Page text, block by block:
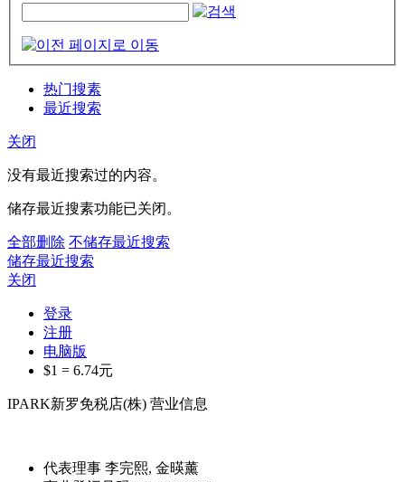
热门搜素
最近搜索
关闭
没有最近搜索过的内容。
储存最近搜素功能已关闭。
全部删除 不储存最近搜索
储存最近搜索
关闭
登录
注册
电脑版
$1 = 6.74元
IPARK新罗免税店(株) 营业信息
代表理事 李完熙, 金暎薰